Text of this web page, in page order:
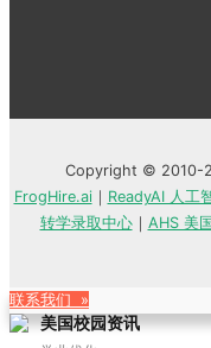
Copyright © 2010-
FrogHire.ai｜ ReadyAI 人工
转学录取中心｜ AHS 美
联系我们 »
美国校园资讯